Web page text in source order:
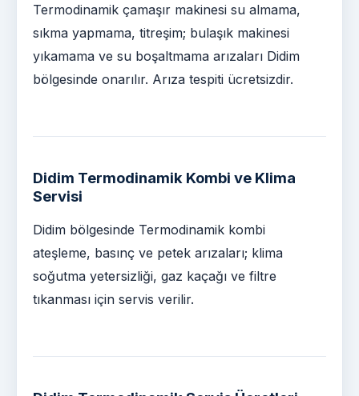
Termodinamik çamaşır makinesi su almama,
sıkma yapmama, titreşim; bulaşık makinesi
yıkamama ve su boşaltmama arızaları Didim
bölgesinde onarılır. Arıza tespiti ücretsizdir.
Didim Termodinamik Kombi ve Klima
Servisi
Didim bölgesinde Termodinamik kombi
ateşleme, basınç ve petek arızaları; klima
soğutma yetersizliği, gaz kaçağı ve filtre
tıkanması için servis verilir.